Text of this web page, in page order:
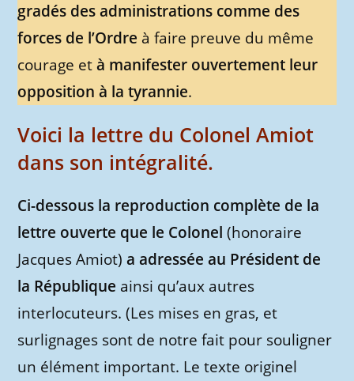
gradés des administrations comme des
forces de l’Ordre à faire preuve du même
courage età manifester ouvertement leur
opposition à la tyrannie.
Voici la lettre du Colonel Amiot
dans son intégralité.
Ci-dessous la reproduction complète de la
lettre ouverte que le Colonel(honoraire
Jacques Amiot)a adressée au Président de
la République ainsi qu’aux autres
interlocuteurs. (Les mises en gras, et
surlignages sont de notre fait pour souligner
un élément important. Le texte originel